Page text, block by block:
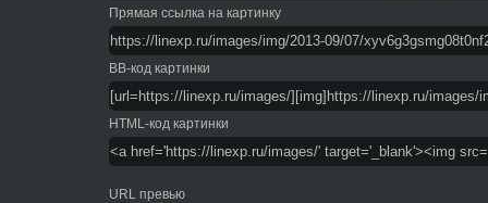
Прямая ссылка на картинку
BB-код картинки
HTML-код картинки
URL превью